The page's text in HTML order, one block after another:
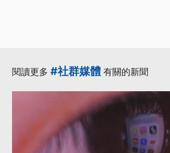
閱讀更多 #社群媒體 有關的新聞